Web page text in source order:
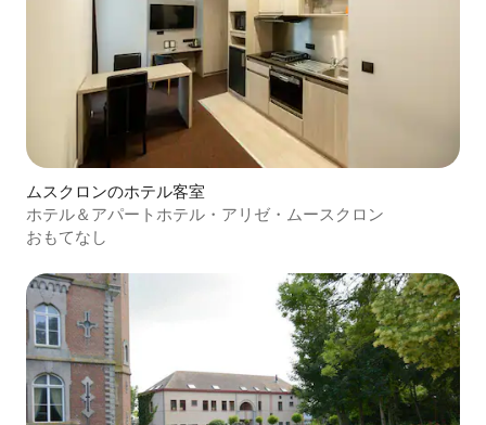
ムスクロンのホテル客室
ホテル＆アパートホテル・アリゼ・ムースクロン
おもてなし